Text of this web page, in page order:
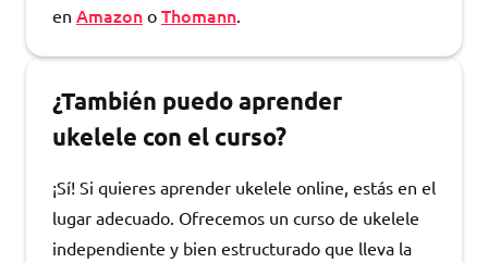
en Amazon o Thomann.
¿También puedo aprender
ukelele con el curso?
¡Sí! Si quieres aprender ukelele online, estás en el
lugar adecuado. Ofrecemos un curso de ukelele
independiente y bien estructurado que lleva la